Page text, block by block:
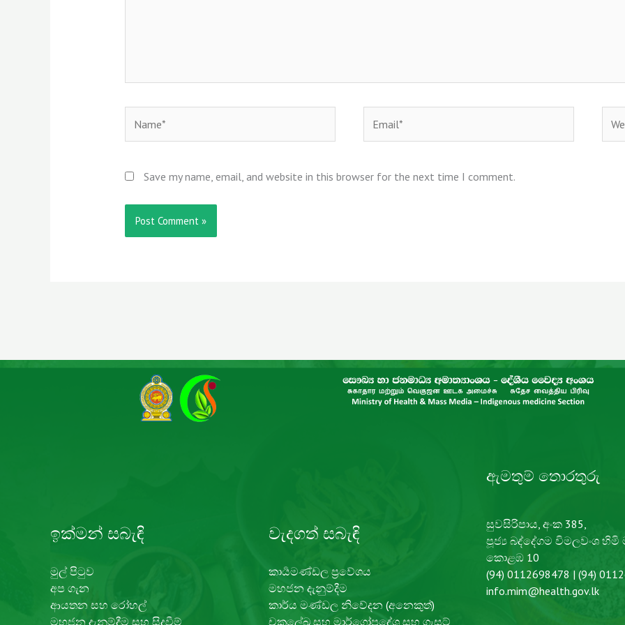
Save my name, email, and website in this browser for the next time I comment.
ඉක්මන් සබැඳි
මුල් පිටුව
අප ගැන
ආයතන සහ රෝහල්
මහජන දැනුම්දීම සහ සිදුවීම්
වැදගත් සබැඳි
කාර්‍යමණ්ඩල ප්‍රවේශය​
මහජන දැනුම්දීම
කාර්ය මණ්ඩල නිවේදන (අනෙකුත්)
චක්‍රලේඛ සහ මාර්ගෝපදේශ සහ ගැසට්
ඇමතුම් තොරතුරු
සුවසිරිපාය, අංක 385,
පූජ්‍ය බද්දේගම විමලවංශ හිමි
කොළඹ 10
(94) 0112698478 | (94)
info.mim@health.gov.lk